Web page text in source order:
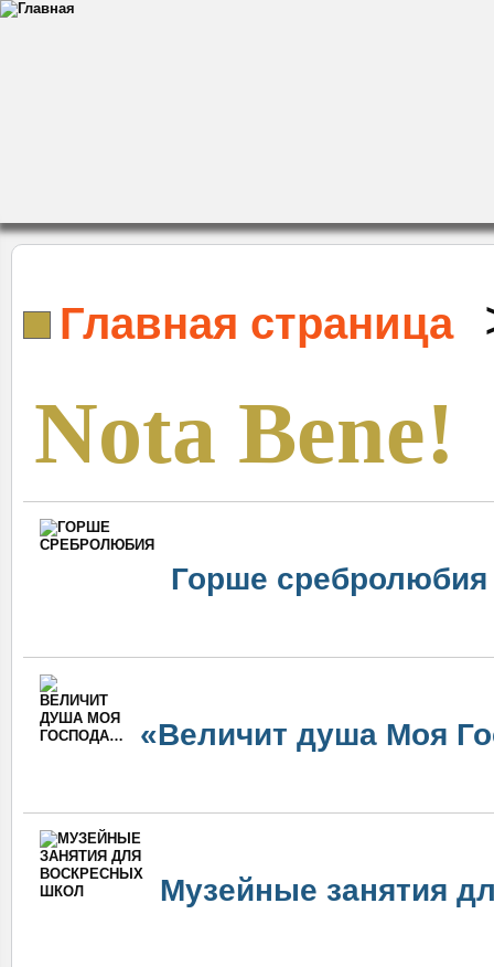
Главная страница
Nota Bene!
Горше сребролюбия
«Величит душа Моя
Музейные занятия